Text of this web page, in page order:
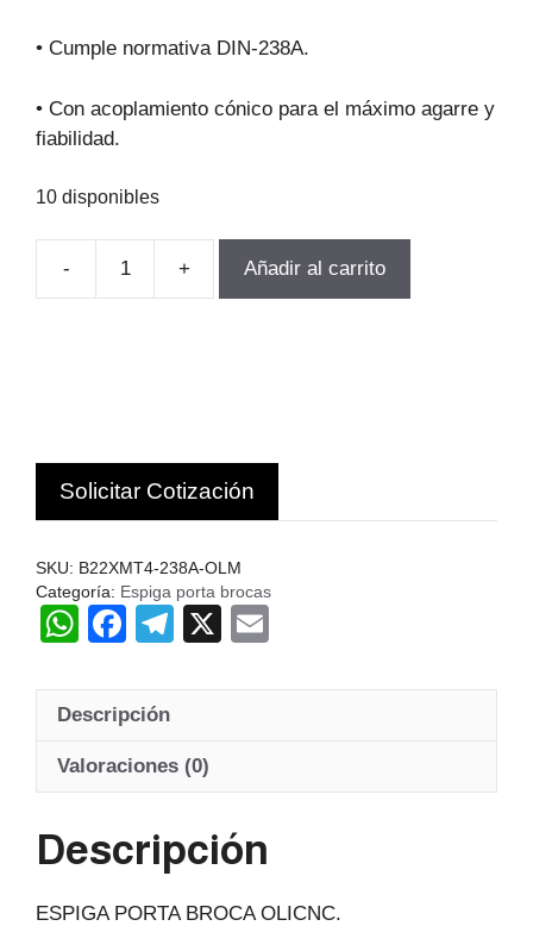
• Cumple normativa DIN-238A.
• Con acoplamiento cónico para el máximo agarre y
fiabilidad.
10 disponibles
-
ESPIGA
OLICNC
CHINA
C
+ Añadir al carrito
Solicitar Cotización
SKU: B22XMT4-238A-OLM
Categoría: Espiga porta brocas
W
at
A
p
F
c
b
o
T
e
a
X
ail
Descripción
Valoraciones (0)
Descripción
ESPIGA PORTA BROCA OLICNC.